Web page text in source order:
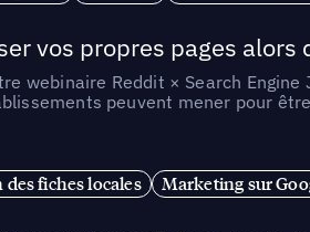
vos propres pages alors
webinaire Reddit × Search
peuvent mener pour
fiches locales Marketing sur